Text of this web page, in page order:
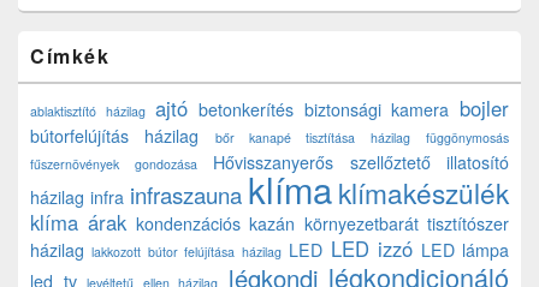
Címkék
ablaktisztító házilag ajtó betonkerítés biztonsági kamera bojler
bútorfelújítás házilag bőr kanapé tisztítása házilag
függönymosás
fűszernövények gondozása
Hővisszanyerős szellőztető
illatosító
házilag infra infraszauna klímaklímakészülék
klíma árak kondenzációs kazán környezetbarát tisztítószer
házilag lakkozott bútor felújítása házilag LED LED izzó LED lámpa
led tv levéltetű ellen házilag légkondi légkondicionáló